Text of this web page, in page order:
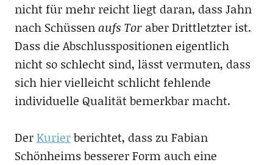
nicht für mehr reicht liegt daran, dass Jahn
nach Schüssenaufs Toraber Drittletzter ist.
Dass die Abschlusspositionen eigentlich
nicht so schlecht sind, lässt vermuten, dass
sich hier vielleicht schlicht fehlende
individuelle Qualität bemerkbar macht.
DerKurierberichtet, dass zu Fabian
Schönheims besserer Form auch eine